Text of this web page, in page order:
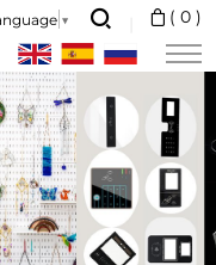
▼ ( 0 )